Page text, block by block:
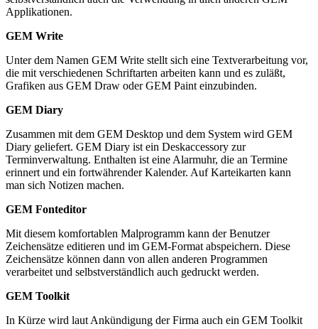
Applikationen.
GEM Write
Unter dem Namen GEM Write stellt sich eine Textverarbeitung vor,
die mit verschiedenen Schriftarten arbeiten kann und es zuläßt,
Grafiken aus GEM Draw oder GEM Paint einzubinden.
GEM Diary
Zusammen mit dem GEM Desktop und dem System wird GEM
Diary geliefert. GEM Diary ist ein Deskaccessory zur
Terminverwaltung. Enthalten ist eine Alarmuhr, die an Termine
erinnert und ein fortwährender Kalender. Auf Karteikarten kann
man sich Notizen machen.
GEM Fonteditor
Mit diesem komfortablen Malprogramm kann der Benutzer
Zeichensätze editieren und im GEM-Format abspeichern. Diese
Zeichensätze können dann von allen anderen Programmen
verarbeitet und selbstverständlich auch gedruckt werden.
GEM Toolkit
In Kürze wird laut Ankündigung der Firma auch ein GEM Toolkit